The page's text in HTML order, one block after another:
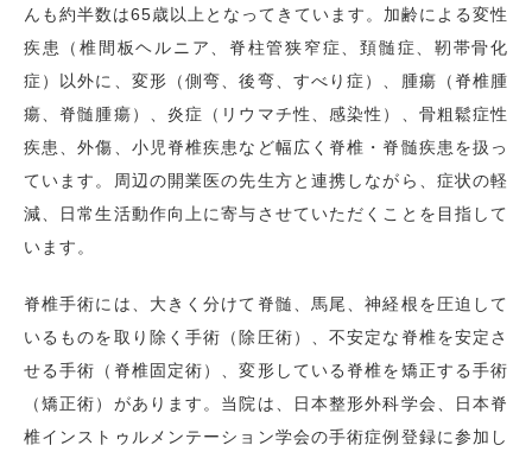
んも約半数は65歳以上となってきています。加齢による変性
疾患（椎間板ヘルニア、脊柱管狭窄症、頚髄症、靭帯骨化
症）以外に、変形（側弯、後弯、すべり症）、腫瘍（脊椎腫
瘍、脊髄腫瘍）、炎症（リウマチ性、感染性）、骨粗鬆症性
疾患、外傷、小児脊椎疾患など幅広く脊椎・脊髄疾患を扱っ
ています。周辺の開業医の先生方と連携しながら、症状の軽
減、日常生活動作向上に寄与させていただくことを目指して
います。
脊椎手術には、大きく分けて脊髄、馬尾、神経根を圧迫して
いるものを取り除く手術（除圧術）、不安定な脊椎を安定さ
せる手術（脊椎固定術）、変形している脊椎を矯正する手術
（矯正術）があります。当院は、日本整形外科学会、日本脊
椎インストゥルメンテーション学会の手術症例登録に参加し